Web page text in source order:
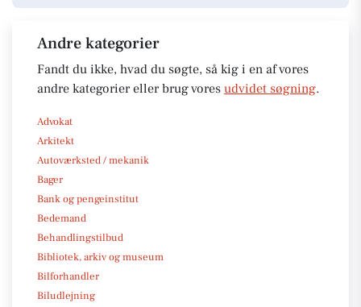
Andre kategorier
Fandt du ikke, hvad du søgte, så kig i en af vores
andre kategorier eller brug vores udvidet søgning.
Advokat
Arkitekt
Autoværksted / mekanik
Bager
Bank og pengeinstitut
Bedemand
Behandlingstilbud
Bibliotek, arkiv og museum
Bilforhandler
Biludlejning